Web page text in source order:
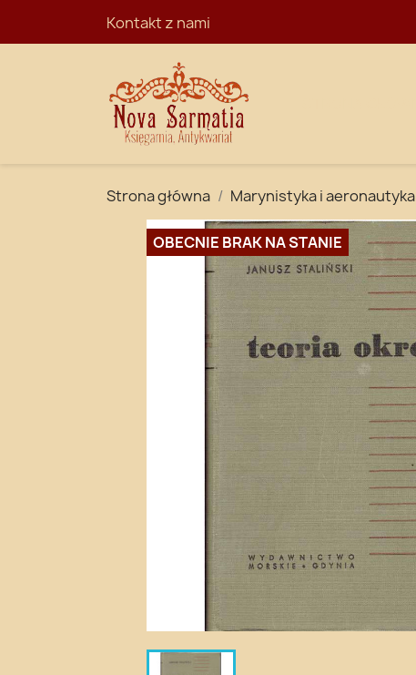
Kontakt z nami
Strona główna Marynistyka i aeronautyka
OBECNIE BRAK NA STANIE